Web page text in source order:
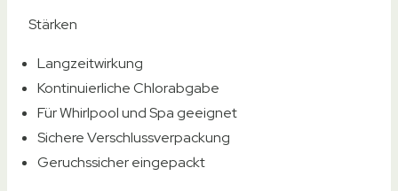
Stärken
Langzeitwirkung
Kontinuierliche Chlorabgabe
Für Whirlpool und Spa geeignet
Sichere Verschlussverpackung
Geruchssicher eingepackt